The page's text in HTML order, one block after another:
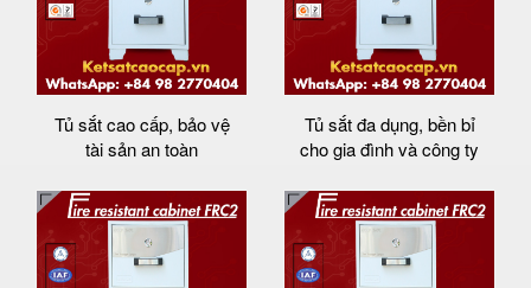
Tủ sắt cao cấp, bảo vệ
tài sản an toàn
Tủ sắt đa dụng, bền bỉ
cho gia đình và công ty